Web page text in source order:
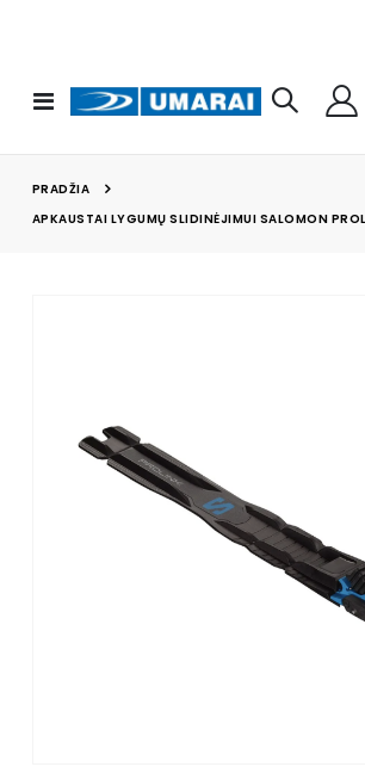
Toggle
Nav
PRADŽIA
APKAUSTAI LYGUMŲ SLIDINĖJIMUI SALOMON
images